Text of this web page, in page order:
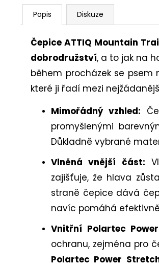
Popis Diskuze
Čepice ATTIQ Mountain
dobrodružství, a to jak na
během procházek se psem
které ji řadí mezi
Mimořádný vzhled:
promyšlenými
Důkladně vybrané
Vlněná vnější část:
zajišťuje, že hlava
straně čepice dává
navíc pomáhá efektivně
Vnitřní Polartec
ochranu, zejména pro
Polartec Power